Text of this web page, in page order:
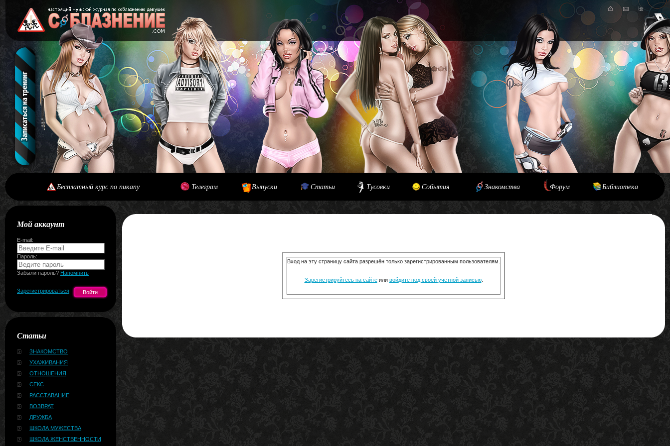
Бесплатный курс по пикапу Телеграм Выпуски Статьи Тусовки События Знакомства Форум Библиотека
Мой аккаунт
E-mail:
Пароль:
Забыли пароль? Напомнить
Зарегистрироваться
Статьи
ЗНАКОМСТВО
УХАЖИВАНИЯ
ОТНОШЕНИЯ
СЕКС
РАССТАВАНИЕ
ВОЗВРАТ
ДРУЖБА
ШКОЛА МУЖЕСТВА
ШКОЛА ЖЕНСТВЕННОСТИ
Вход на эту страницу сайта разрешён только зарегистрированным пользователям.
Зарегистрируйтесь на сайтеили войдите под своей учётной записью.